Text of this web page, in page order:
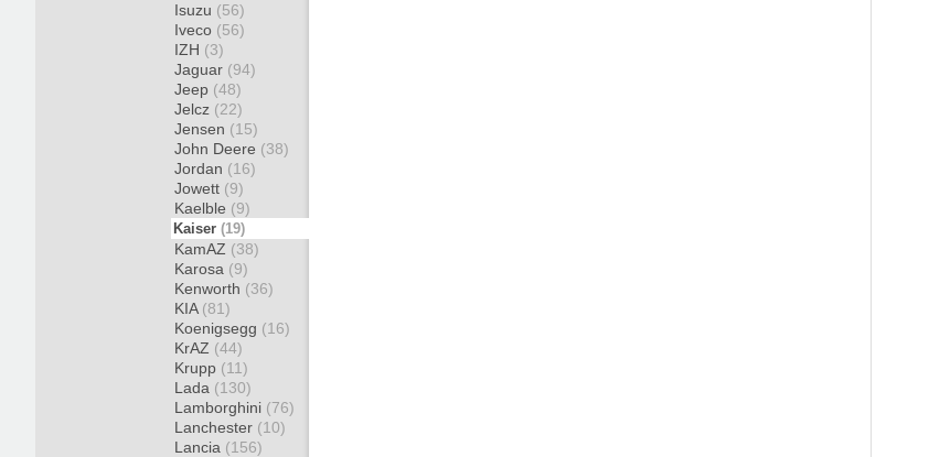
Isuzu (56)
Iveco (56)
IZH (3)
Jaguar (94)
Jeep (48)
Jelcz (22)
Jensen (15)
John Deere (38)
Jordan (16)
Jowett (9)
Kaelble (9)
Kaiser (19)
KamAZ (38)
Karosa (9)
Kenworth (36)
KIA (81)
Koenigsegg (16)
KrAZ (44)
Krupp (11)
Lada (130)
Lamborghini (76)
Lanchester (10)
Lancia (156)